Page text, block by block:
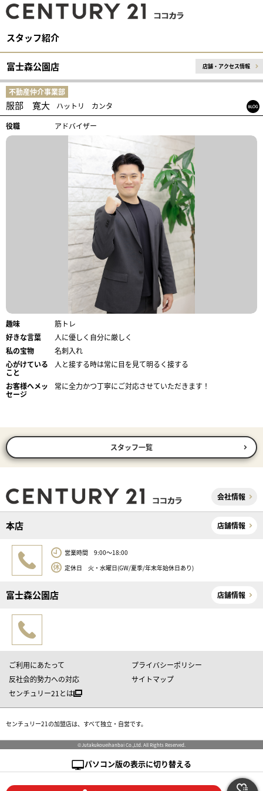
スタッフ紹介
富士森公園店 店舗・アクセス情報
不動産仲介事業部
服部 寛大
ハットリ カンタ
役職
アドバイザー
趣味
筋トレ
好きな言葉
人に優しく自分に厳しく
私の宝物
名刺入れ
心がけている
こと
人と接する時は常に目を見て明るく接する
お客様へメッ
セージ
常に全力かつ丁寧にご対応させていただきます！
スタッフ一覧
会社情報
本店 店舗情報
営業時間 9:00～18:00
定休日 火・水曜日(GW/夏季/年末年始休日あり)
富士森公園店 店舗情報
ご利用にあたって
プライバシーポリシー
反社会的勢力への対応
サイトマップ
センチュリー21とは
センチュリー21の加盟店は、すべて独立・自営です。
©Jutakukoueihanbai Co.,Ltd. All Rights Reserved.
パソコン版の表示に切り替える